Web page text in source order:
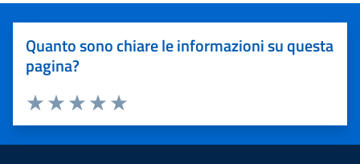
Quanto sono chiare le informazioni su questa
pagina?
Valuta 5 stelle su 5
Valuta 4 stelle su 5
Valuta 3 stelle su 5
Valuta 2 stelle su 5
Valuta 1 stelle su 5